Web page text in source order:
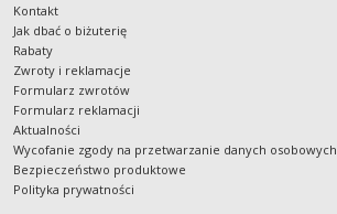
Kontakt
Jak dbać o biżuterię
Rabaty
Zwroty i reklamacje
Formularz zwrotów
Formularz reklamacji
Aktualności
Wycofanie zgody na przetwarzanie danych osobowych
Bezpieczeństwo produktowe
Polityka prywatności